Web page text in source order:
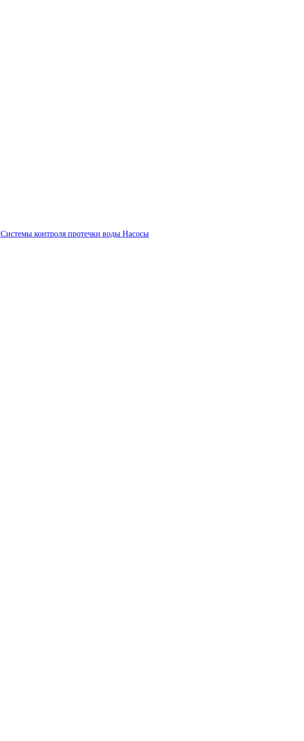
Системы контроля протечки воды Насосы